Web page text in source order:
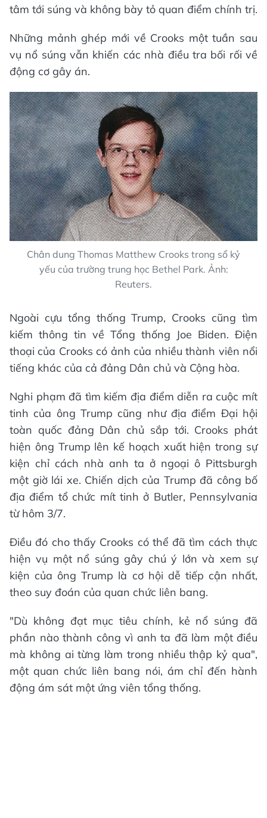
tâm tới súng và không bày tỏ quan điểm chính trị.
Những mảnh ghép mới về Crooks một tuần sau
vụ nổ súng vẫn khiến các nhà điều tra bối rối về
động cơ gây án.
Chân dung Thomas Matthew Crooks trong sổ kỷ
yếu của trường trung học Bethel Park. Ảnh:
Reuters.
Ngoài cựu tổng thống Trump, Crooks cũng tìm
kiếm thông tin về Tổng thống Joe Biden. Điện
thoại của Crooks có ảnh của nhiều thành viên nổi
tiếng khác của cả đảng Dân chủ và Cộng hòa.
Nghi phạm đã tìm kiếm địa điểm diễn ra cuộc mít
tinh của ông Trump cũng như địa điểm Đại hội
toàn quốc đảng Dân chủ sắp tới. Crooks phát
hiện ông Trump lên kế hoạch xuất hiện trong sự
kiện chỉ cách nhà anh ta ở ngoại ô Pittsburgh
một giờ lái xe. Chiến dịch của Trump đã công bố
địa điểm tổ chức mít tinh ở Butler, Pennsylvania
từ hôm 3/7.
Điều đó cho thấy Crooks có thể đã tìm cách thực
hiện vụ một nổ súng gây chú ý lớn và xem sự
kiện của ông Trump là cơ hội dễ tiếp cận nhất,
theo suy đoán của quan chức liên bang.
"Dù không đạt mục tiêu chính, kẻ nổ súng đã
phần nào thành công vì anh ta đã làm một điều
mà không ai từng làm trong nhiều thập kỷ qua",
một quan chức liên bang nói, ám chỉ đến hành
động ám sát một ứng viên tổng thống.